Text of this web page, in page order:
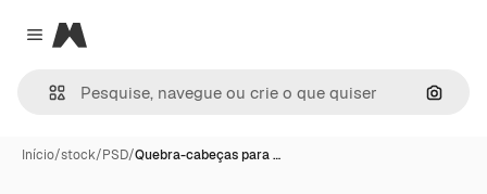
Close menu
Magnific
Início/stock/PSD/Quebra-cabeças para …